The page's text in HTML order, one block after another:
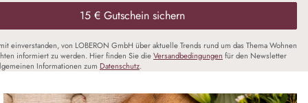
15 € Gutschein sichern
einverstanden, von LOBERON GmbH über aktuelle Trends rund um das Thema Wohnen
informiert zu werden. Hier finden Sie dieVersandbedingungen für den Newsletter
Informationen zum Datenschutz.